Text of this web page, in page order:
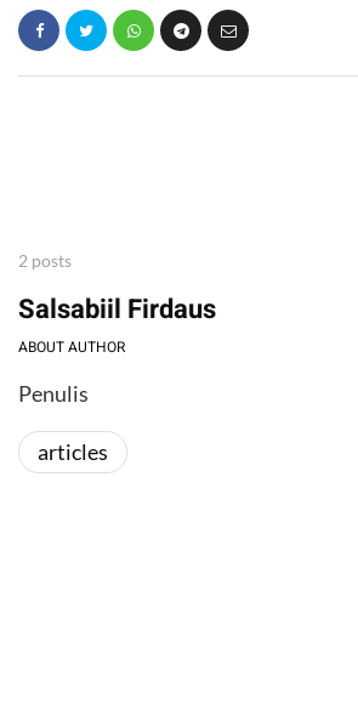
2 posts
Salsabiil Firdaus
ABOUT AUTHOR
Penulis
articles